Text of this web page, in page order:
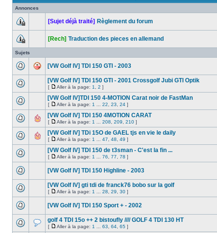
Annonces
[Sujet déjà traité] Règlement du forum
[Rech] Traduction des pieces en allemand
Sujets
[VW Golf IV] TDI 150 GTI - 2003
[VW Golf IV] TDI 150 GTI - 2001 Crossgolf Jubi GTI Optik
[ Aller à la page: 1 2 ]
[VW Golf IV]TDI 150 4-MOTION Carat noir de FastMan
[ Aller à la page: 1 22 23 24 ]
[VW Golf IV] TDI 150 4MOTION CARAT
[ Aller à la page: 1 208 209 210 ]
[VW Golf IV] TDi 15O de GAEL tjs en vie le daily
[ Aller à la page: 1 47 48 49 ]
[VW Golf IV] TDI 150 de t3sman - C'est la fin ...
[ Aller à la page: 1 76 77 78 ]
[VW Golf IV] TDI 150 Highline - 2003
[VW Golf IV] gti tdi de franck76 bobo sur la golf
[ Aller à la page: 1 28 29 30 ]
[VW Golf IV] TDI 150 Sport + - 2002
golf 4 TDI 15o ++ 2 bistoufly //// GOLF 4 TDI 130 HT
[ Aller à la page: 1 63 64 65 ]